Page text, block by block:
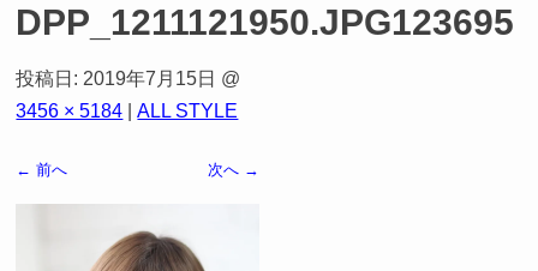
DPP_1211121950.JPG123695
投稿日: 2019年7月15日 @
3456 × 5184 |ALL STYLE
← 前へ 次へ →